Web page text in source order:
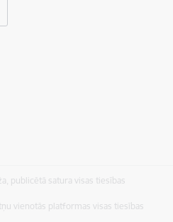
publicētā satura visas tiesības
vienotās platformas visas tiesības